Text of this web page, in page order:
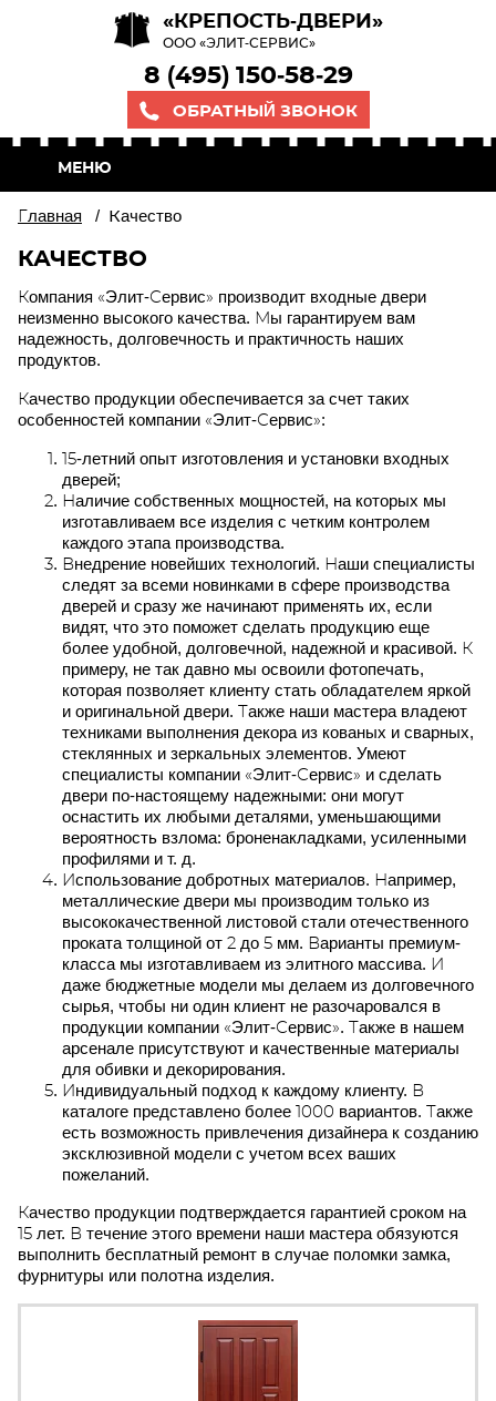
«КРЕПОСТЬ-ДВЕРИ»
ООО «ЭЛИТ-СЕРВИС»
8 (495) 150-58-29
ОБРАТНЫЙ ЗВОНОК
МЕНЮ
Главная / Качество
КАЧЕСТВО
Компания «Элит-Сервис» производит входные двери
неизменно высокого качества. Мы гарантируем вам
надежность, долговечность и практичность наших
продуктов.
Качество продукции обеспечивается за счет таких
особенностей компании «Элит-Сервис»:
15-летний опыт изготовления и установки входных
дверей;
Наличие собственных мощностей, на которых мы
изготавливаем все изделия с четким контролем
каждого этапа производства.
Внедрение новейших технологий. Наши специалисты
следят за всеми новинками в сфере производства
дверей и сразу же начинают применять их, если
видят, что это поможет сделать продукцию еще
более удобной, долговечной, надежной и красивой. К
примеру, не так давно мы освоили фотопечать,
которая позволяет клиенту стать обладателем яркой
и оригинальной двери. Также наши мастера владеют
техниками выполнения декора из кованых и сварных,
стеклянных и зеркальных элементов. Умеют
специалисты компании «Элит-Сервис» и сделать
двери по-настоящему надежными: они могут
оснастить их любыми деталями, уменьшающими
вероятность взлома: броненакладками, усиленными
профилями и т. д.
Использование добротных материалов. Например,
металлические двери мы производим только из
высококачественной листовой стали отечественного
проката толщиной от 2 до 5 мм. Варианты премиум-
класса мы изготавливаем из элитного массива. И
даже бюджетные модели мы делаем из долговечного
сырья, чтобы ни один клиент не разочаровался в
продукции компании «Элит-Сервис». Также в нашем
арсенале присутствуют и качественные материалы
для обивки и декорирования.
Индивидуальный подход к каждому клиенту. В
каталоге представлено более 1000 вариантов. Также
есть возможность привлечения дизайнера к созданию
эксклюзивной модели с учетом всех ваших
пожеланий.
Качество продукции подтверждается гарантией сроком на
15 лет. В течение этого времени наши мастера обязуются
выполнить бесплатный ремонт в случае поломки замка,
фурнитуры или полотна изделия.